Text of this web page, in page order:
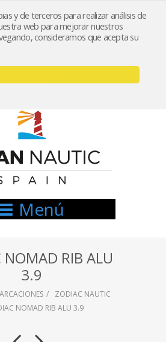
y de terceros para realizar análisis de
web para mejorar nuestros
consideramos que acepta su
Mi cuenta
// 654999333
Menú
NOMAD RIB ALU
3.9
ZODIAC NAUTIC
NOMAD RIB ALU 3.9